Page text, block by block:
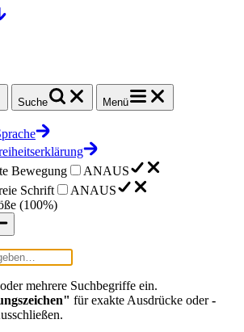
Suche Menü
Bewegung
ANAUS
Schrift
ANAUS
(100%)
mehrere Suchbegriffe ein.
für exakte Ausdrücke oder-